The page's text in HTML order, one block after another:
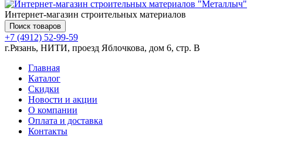
Интернет-магазин строительных материалов
Поиск товаров
+7 (4912) 52-99-59
г.Рязань, НИТИ, проезд Яблочкова, дом 6, стр. В
Главная
Каталог
Скидки
Новости и акции
О компании
Оплата и доставка
Контакты